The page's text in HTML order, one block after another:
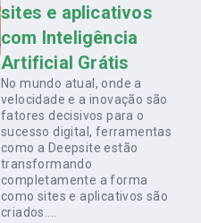
sites e aplicativos
com Inteligência
Artificial Grátis
No mundo atual, onde a
velocidade e a inovação são
fatores decisivos para o
sucesso digital, ferramentas
como a Deepsite estão
transformando
completamente a forma
como sites e aplicativos são
criados....